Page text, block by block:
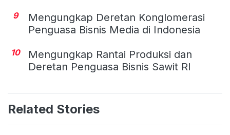
9
Mengungkap Deretan Konglomerasi
Penguasa Bisnis Media di Indonesia
10
Mengungkap Rantai Produksi dan
Deretan Penguasa Bisnis Sawit RI
Related Stories